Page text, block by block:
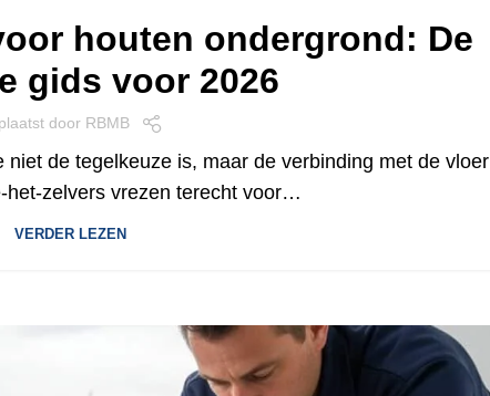
houten ondergrond: De
gids voor 2026
door RBMB
de tegelkeuze is, maar de verbinding met de vloer
het-zelvers vrezen terecht voor…
VERDER LEZEN